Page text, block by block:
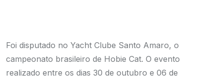
Foi disputado no Yacht Clube Santo Amaro, o
campeonato brasileiro de Hobie Cat. O evento
realizado entre os dias 30 de outubro e 06 de